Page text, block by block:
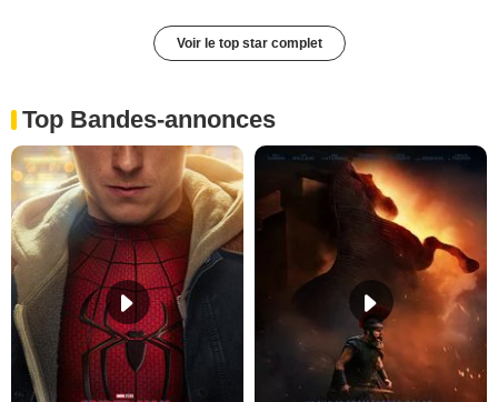
Voir le top star complet
Top Bandes-annonces